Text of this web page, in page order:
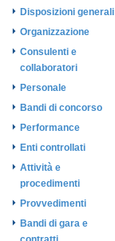
Disposizioni generali
Organizzazione
Consulenti e
collaboratori
Personale
Bandi di concorso
Performance
Enti controllati
Attività e
procedimenti
Provvedimenti
Bandi di gara e